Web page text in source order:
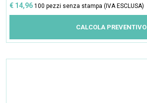
€ 14,96 100 pezzi senza stampa (IVA ESCLUSA)
CALCOLA PREVENTIVO